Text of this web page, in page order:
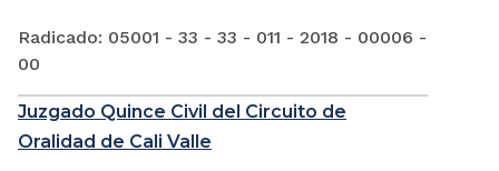
Radicado: 05001 - 33 - 33 - 011 - 2018 - 00006 -
00
Juzgado Quince Civil del Circuito de
Oralidad de Cali Valle